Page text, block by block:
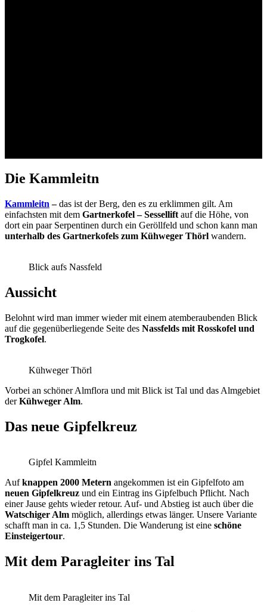
Die Kammleitn
Kammleitn –das ist der Berg, den es zu erklimmen gilt. Am
einfachsten mit dem Gartnerkofel – Sessellift auf die Höhe, von
dort ein paar Serpentinen durch ein Geröllfeld und schon kann man
unterhalb des Gartnerkofels zum Kühweger Thörl wandern.
Blick aufs Nassfeld
Aussicht
Belohnt wird man immer wieder mit einem atemberaubenden Blick
auf die gegenüberliegende Seite des Nassfelds mit Rosskofel und
Trogkofel.
Kühweger Thörl
Vorbei an schöner Almflora und mit Blick ist Tal und das Almgebiet
derKühweger Alm.
Das neue Gipfelkreuz
Gipfel Kammleitn
Aufknappen 2000 Metern angekommen ist ein Gipfelfoto am
neuen Gipfelkreuz und ein Eintrag ins Gipfelbuch Pflicht. Nach
einer Jause gehts wieder retour. Auf- und Abstieg ist auch über die
Watschiger Alm möglich, allerdings etwas länger. Unsere Variante
schafft man in ca. 1,5 Stunden. Die Wanderung ist eine schöne
Einsteigertour.
Mit dem Paragleiter ins Tal
Mit dem Paragleiter ins Tal